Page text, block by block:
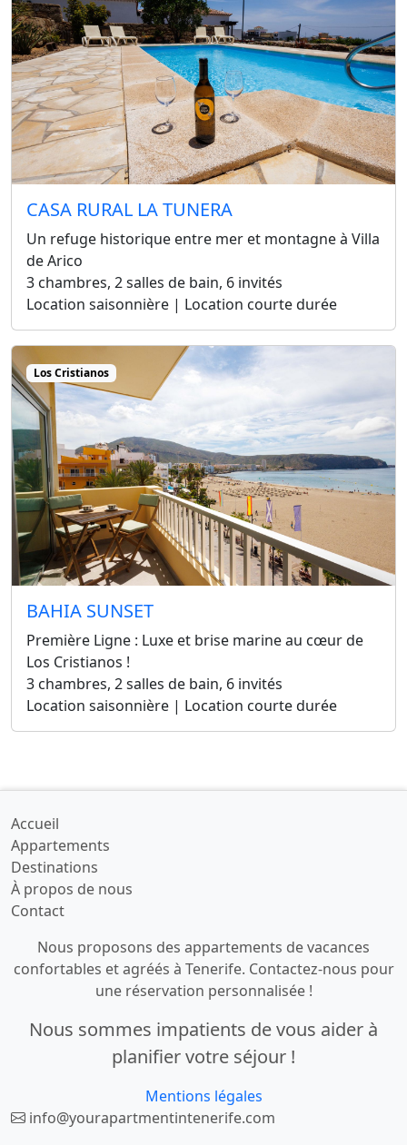
CASA RURAL LA TUNERA
Un refuge historique entre mer et montagne à Villa
de Arico
3 chambres, 2 salles de bain, 6 invités
Location saisonnière | Location courte durée
Los Cristianos
BAHIA SUNSET
Première Ligne : Luxe et brise marine au cœur de
Los Cristianos !
3 chambres, 2 salles de bain, 6 invités
Location saisonnière | Location courte durée
Accueil
Appartements
Destinations
À propos de nous
Contact
Nous proposons des appartements de vacances
confortables et agréés à Tenerife. Contactez-nous pour
une réservation personnalisée !
Nous sommes impatients de vous aider à
planifier votre séjour !
Mentions légales
info@yourapartmentintenerife.com